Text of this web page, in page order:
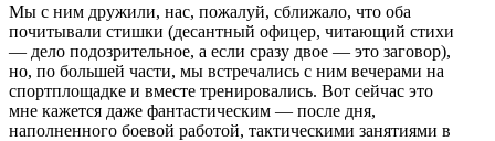
Мы с ним дружили, нас, пожалуй, сближало, что оба
почитывали стишки (десантный офицер, читающий стихи
— дело подозрительное, а если сразу двое — это заговор),
но, по большей части, мы встречались с ним вечерами на
спортплощадке и вместе тренировались. Вот сейчас это
мне кажется даже фантастическим — после дня,
наполненного боевой работой, тактическими занятиями в